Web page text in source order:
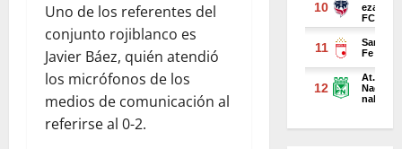
Uno de los referentes del
conjunto rojiblanco es
Javier Báez, quién atendió
los micrófonos de los
medios de comunicación al
referirse al 0-2.